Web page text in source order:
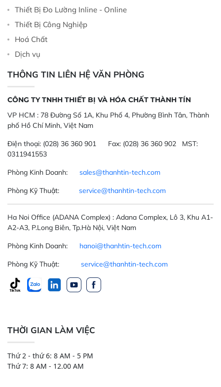
Thiết Bị Đo Lường Inline - Online
Thiết Bị Công Nghiệp
Hoá Chất
Dịch vụ
THÔNG TIN LIÊN HỆ VĂN PHÒNG
CÔNG TY TNHH THIẾT BỊ VÀ HÓA CHẤT THÀNH TÍN
VP HCM : 78 Đường Số 1A, Khu Phố 4, Phường Bình Tân, Thành
phố Hồ Chí Minh, Việt Nam
Điện thoại: (028) 36 360 901 Fax: (028) 36 360 902 MST:
0311941553
Phòng Kinh Doanh: sales@thanhtin-tech.com
Phòng Kỹ Thuật: service@thanhtin-tech.com
Ha Noi Office (ADANA Complex) : Adana Complex, Lô 3, Khu A1-
A2-A3, P.Long Biên, Tp.Hà Nội, Việt Nam
Phòng Kinh Doanh: hanoi@thanhtin-tech.com
Phòng Kỹ Thuật: service@thanhtin-tech.com
THỜI GIAN LÀM VIỆC
Thứ 2 - thứ 6: 8 AM - 5 PM
Thứ 7: 8 AM - 12.00 AM